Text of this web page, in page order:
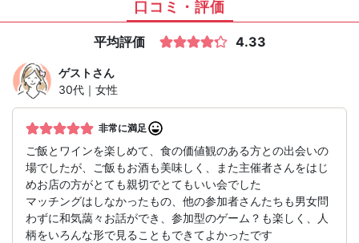
口コミ・評価
平均評価 4.33
ゲストさん
30代｜女性
非常に満足
ご飯とワインを楽しめて、食の価値観のある方との出会いの
場でしたが、ご飯もお酒も美味しく、また主催者さんをはじ
めお店の方がとても親切でとてもいい会でした
マッチングはしなかったもの、他の参加者さんたちも男女問
わずに和気藹々お話ができ、参加型のゲーム？も楽しく、人
柄をいろんな形で見ることもできてよかったです